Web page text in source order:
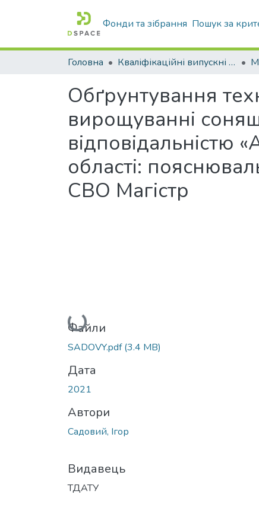
Фонди та зібрання Пошук за
Головна Кваліфікаційні випускні роботи бакалаврів і магістрів
Обґрунтування
вирощуванні
відповідальністю
області:
СВО Магістр
Вантажиться...
Файли
SADOVY.pdf(3.4 MB)
Дата
2021
Автори
Садовий, Ігор
Видавець
ТДАТУ